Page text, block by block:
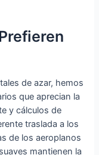
de azar, hemos
que aprecian la
y cálculos de
traslada a los
de los aeroplanos
mantienen la